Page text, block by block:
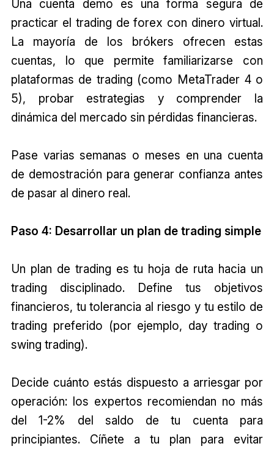
Una cuenta demo es una forma segura de
practicar el trading de forex con dinero virtual.
La mayoría de los brókers ofrecen estas
cuentas, lo que permite familiarizarse con
plataformas de trading (como MetaTrader 4 o
5), probar estrategias y comprender la
dinámica del mercado sin pérdidas financieras.
Pase varias semanas o meses en una cuenta
de demostración para generar confianza antes
de pasar al dinero real.
Paso 4: Desarrollar un plan de trading simple
Un plan de trading es tu hoja de ruta hacia un
trading disciplinado. Define tus objetivos
financieros, tu tolerancia al riesgo y tu estilo de
trading preferido (por ejemplo, day trading o
swing trading).
Decide cuánto estás dispuesto a arriesgar por
operación: los expertos recomiendan no más
del 1-2% del saldo de tu cuenta para
principiantes. Cíñete a tu plan para evitar